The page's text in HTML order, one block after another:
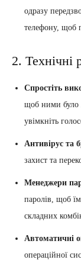
одразу
телефону, щоб
2. Технічні
Спростіть
щоб ними було
увімкніть
Антивірус та
захист та
Менеджери
паролів, щоб
складних
Автоматичні
операційної